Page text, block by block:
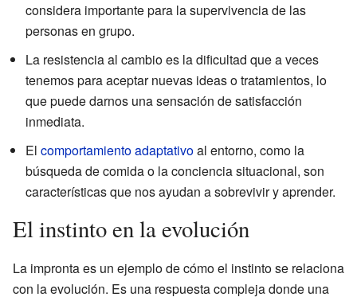
considera importante para la supervivencia de las
personas en grupo.
La resistencia al cambio es la dificultad que a veces
tenemos para aceptar nuevas ideas o tratamientos, lo
que puede darnos una sensación de satisfacción
inmediata.
El comportamiento adaptativoal entorno, como la
búsqueda de comida o la conciencia situacional, son
características que nos ayudan a sobrevivir y aprender.
El instinto en la evolución
La impronta es un ejemplo de cómo el instinto se relaciona
con la evolución. Es una respuesta compleja donde una